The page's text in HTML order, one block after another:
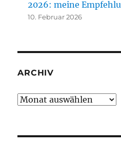
2026: meine
10. Februar 2026
ARCHIV
Archiv